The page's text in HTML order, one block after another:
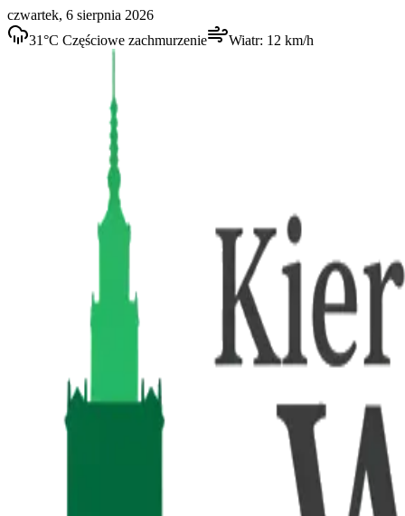
czwartek, 6 sierpnia 2026
31°C Częściowe zachmurzenie Wiatr: 12 km/h